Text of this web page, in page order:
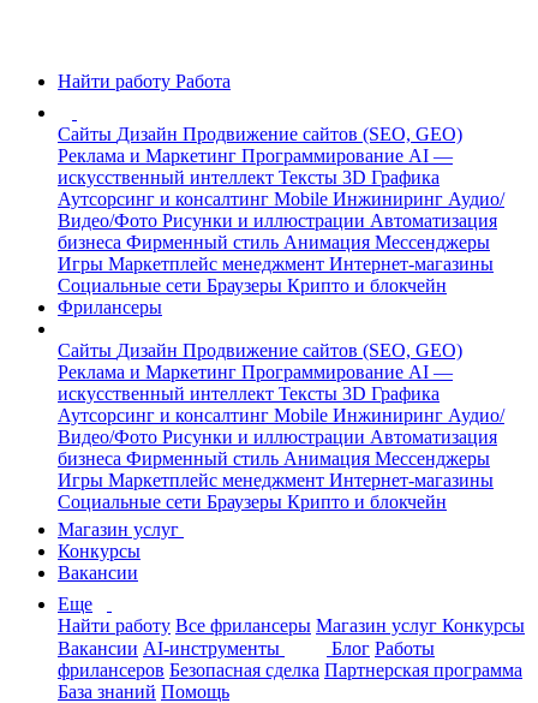
Найти работу Работа
Сайты Дизайн Продвижение сайтов (SEO, GEO)
Реклама и Маркетинг Программирование AI —
искусственный интеллект Тексты 3D Графика
Аутсорсинг и консалтинг Mobile Инжиниринг Аудио/
Видео/Фото Рисунки и иллюстрации Автоматизация
бизнеса Фирменный стиль Анимация Мессенджеры
Игры Маркетплейс менеджмент Интернет-магазины
Социальные сети Браузеры Крипто и блокчейн
Фрилансеры
Сайты Дизайн Продвижение сайтов (SEO, GEO)
Реклама и Маркетинг Программирование AI —
искусственный интеллект Тексты 3D Графика
Аутсорсинг и консалтинг Mobile Инжиниринг Аудио/
Видео/Фото Рисунки и иллюстрации Автоматизация
бизнеса Фирменный стиль Анимация Мессенджеры
Игры Маркетплейс менеджмент Интернет-магазины
Социальные сети Браузеры Крипто и блокчейн
Магазин услуг
Конкурсы
Вакансии
Еще
Найти работу Все фрилансеры Магазин услуг Конкурсы
Вакансии AI-инструменты Блог Работы
фрилансеров Безопасная сделка Партнерская программа
База знаний Помощь